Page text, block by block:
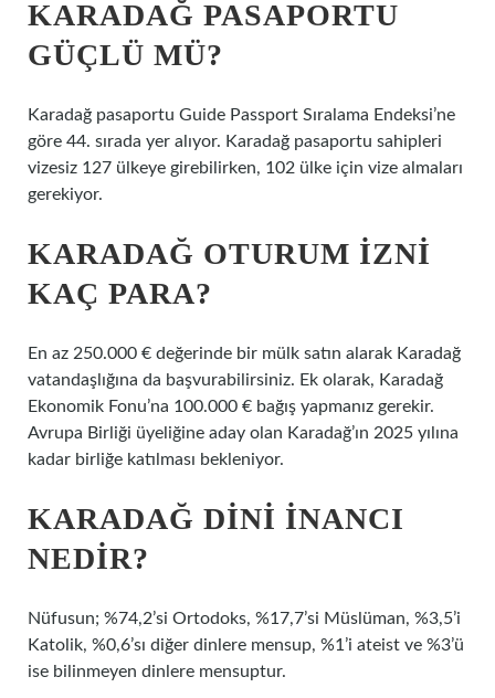
KARADAĞ PASAPORTU
GÜÇLÜ MÜ?
Karadağ pasaportu Guide Passport Sıralama Endeksi’ne
göre 44. sırada yer alıyor. Karadağ pasaportu sahipleri
vizesiz 127 ülkeye girebilirken, 102 ülke için vize almaları
gerekiyor.
KARADAĞ OTURUM IZNI
KAÇ PARA?
En az 250.000 € değerinde bir mülk satın alarak Karadağ
vatandaşlığına da başvurabilirsiniz. Ek olarak, Karadağ
Ekonomik Fonu’na 100.000 € bağış yapmanız gerekir.
Avrupa Birliği üyeliğine aday olan Karadağ’ın 2025 yılına
kadar birliğe katılması bekleniyor.
KARADAĞ DINI INANCI
NEDIR?
Nüfusun; %74,2’si Ortodoks, %17,7’si Müslüman, %3,5’i
Katolik, %0,6’sı diğer dinlere mensup, %1’i ateist ve %3’ü
ise bilinmeyen dinlere mensuptur.